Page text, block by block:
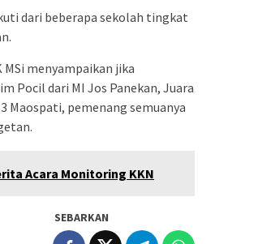
dari beberapa sekolah tingkat
menyampaikan jika
Pocil dari MI Jos Panekan, Juara
Maospati, pemenang semuanya
Acara Monitoring KKN
SEBARKAN